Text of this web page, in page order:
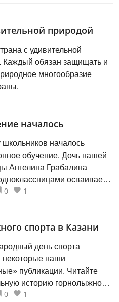
природой
с удивительной
Каждый обязан защищать и
многообразие
началось
школьников началось
обучение. Дочь нашей
Ангелина Грабалина
осваивает
для видеоконференций.
0
1
спорта в Казани
день спорта
некоторые наши
публикации. Читайте
историю горнолыжного
в публикации
0 1